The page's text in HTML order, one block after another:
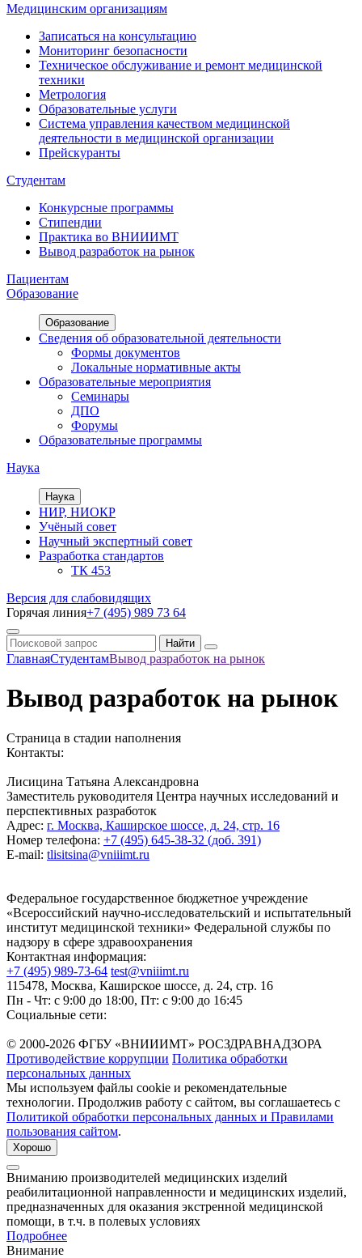
Медицинским организациям
Записаться на консультацию
Мониторинг безопасности
Техническое обслуживание и ремонт медицинской
техники
Метрология
Образовательные услуги
Система управления качеством медицинской
деятельности в медицинской организации
Прейскуранты
Студентам
Конкурсные программы
Стипендии
Практика во ВНИИИМТ
Вывод разработок на рынок
Пациентам
Образование
Образование
Сведения об образовательной деятельности
Формы документов
Локальные нормативные акты
Образовательные мероприятия
Семинары
ДПО
Форумы
Образовательные программы
Наука
Наука
НИР, НИОКР
Учёный совет
Научный экспертный совет
Разработка стандартов
ТК 453
Версия для слабовидящих
Горячая линия+7 (495) 989 73 64
ГлавнаяСтудентамВывод разработок на рынок
Вывод разработок на рынок
Страница в стадии наполнения
Контакты:
Лисицина Татьяна Александровна
Заместитель руководителя Центра научных исследований и
перспективных разработок
Адрес: г. Москва, Каширское шоссе, д. 24, стр. 16
Номер телефона: +7 (495) 645-38-32 (доб. 391)
E-mail: tlisitsina@vniiimt.ru
Федеральное государственное бюджетное учреждение
«Всероссийский научно-исследовательский и испытательный
институт медицинской техники» Федеральной службы по
надзору в сфере здравоохранения
Контактная информация:
+7 (495) 989-73-64 test@vniiimt.ru
115478, Москва, Каширское шоссе, д. 24, стр. 16
Пн - Чт: с 9:00 до 18:00, Пт: с 9:00 до 16:45
Социальные сети:
© 2000-2026 ФГБУ «ВНИИИМТ» РОСЗДРАВНАДЗОРА
Противодействие коррупции Политика обработки
персональных данных
Мы используем файлы cookie и рекомендательные
технологии. Продолжив работу с сайтом, вы соглашаетесь с
Политикой обработки персональных данных и Правилами
пользования сайтом.
Хорошо
Вниманию производителей медицинских изделий
реабилитационной направленности и медицинских изделий,
предназначенных для оказания экстренной медицинской
помощи, в т.ч. в полевых условиях
Подробнее
Внимание